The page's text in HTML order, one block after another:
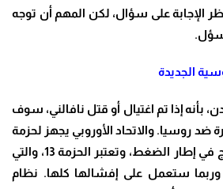
الإجابة على سؤال، لكن المهم أن توجه
الجديدة
بأنه إذا تم اغتيال أو قتل نافالني، سوف
ضد روسيا. والاتحاد الأوروبي يجهز لحزمة
عقوبات مهمة جدًا، تندرج في إطار الضغط، وتعتبر الحزمة 13، والتي
وربما ستعمل على إفشالها كلها. نظام